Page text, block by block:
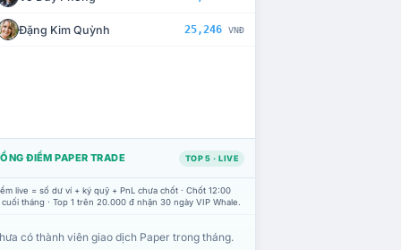
Đặng Kim Quỳnh 25,246 VNĐ
ĐIỂM PAPER TRADE TOP 5 · LIVE
live = số dư ví + ký quỹ + PnL chưa chốt · Chốt 12:00
tháng · Top 1 trên 20.000 đ nhận 30 ngày VIP Whale.
có thành viên giao dịch Paper trong tháng.